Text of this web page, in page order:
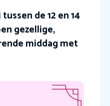
de 12 en 14
gezellige,
middag met